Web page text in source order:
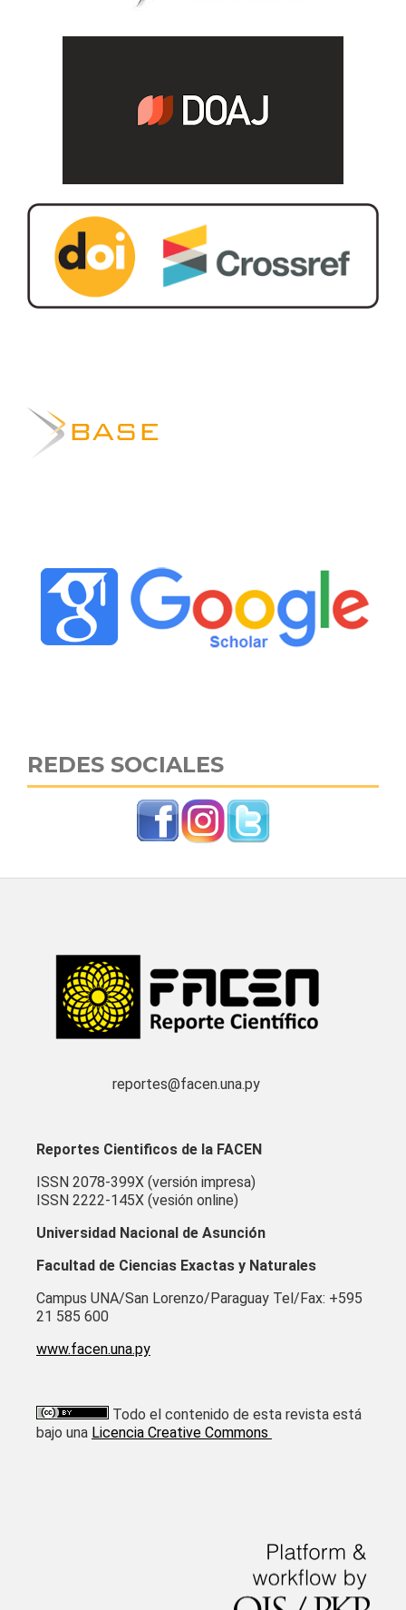
REDES SOCIALES
reportes@facen.una.py
Reportes Cientificos de la FACEN
ISSN 2078-399X (versión impresa)
ISSN 2222-145X (vesión online)
Universidad Nacional de Asunción
Facultad de Ciencias Exactas y Naturales
Campus UNA/San Lorenzo/Paraguay Tel/Fax: +595
21 585 600
www.facen.una.py
Todo el contenido de esta revista está
bajo una Licencia Creative Commons